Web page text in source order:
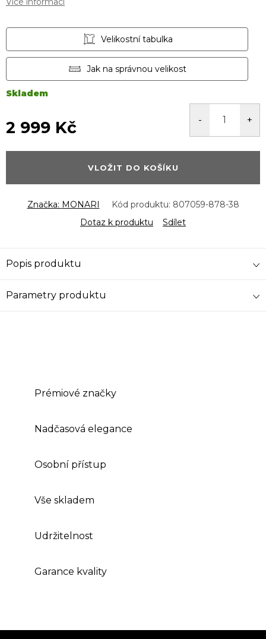
Velikostní tabulka
Jak na správnou velikost
Skladem
2 999 Kč
cena:
VLOŽIT DO KOŠÍKU
Značka: MONARI Kód produktu: 807059-878-38
Dotaz k produktu
Sdílet
Popis produktu
Parametry produktu
Prémiové značky
Nadčasová elegance
Osobní přístup
Vše skladem
Udržitelnost
Garance kvality